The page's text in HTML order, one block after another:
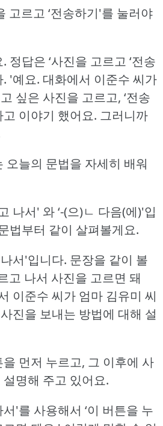
고르고 ‘전송하기'를 눌러야
. 정답은 ‘사진을 고르고 ‘전송
'예요. 대화에서 이준수 씨가
싶은 사진을 고르고, ‘전송
이야기 했어요. 그러니까
오늘의 문법을 자세히 배워
나서' 와 ‘-(으)ㄴ 다음(에)'입
법부터 같이 살펴볼게요.
서'입니다. 문장을 같이 볼
고 나서 사진을 고르면 돼
이준수 씨가 엄마 김유미 씨
진을 보내는 방법에 대해 설
먼저 누르고, 그 이후에 사
명해 주고 있어요.
서'를 사용해서 ‘이 버튼을 누